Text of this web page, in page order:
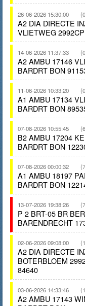
26-06-2026 15:30:00
A2 DIA DIRECTE
VLIETWEG
14-06-2026 11:37:33
A2 AMBU 17146
BARDRT BON
11-06-2026 10:33:20
A1 AMBU 17134
BARDRT BON
07-08-2026 10:55:45
B2 AMBU 17204
BARDRT BON
07-08-2026 00:00:32
A1 AMBU 18197
BARDRT BON
13-07-2026 19:38:26
P 2 BRT-05 BR
BARENDRECHT
02-06-2026 09:08:00
A2 DIA DIRECTE
BOTERBLOEM
84640
03-06-2026 14:33:46
A2 AMBU 17143